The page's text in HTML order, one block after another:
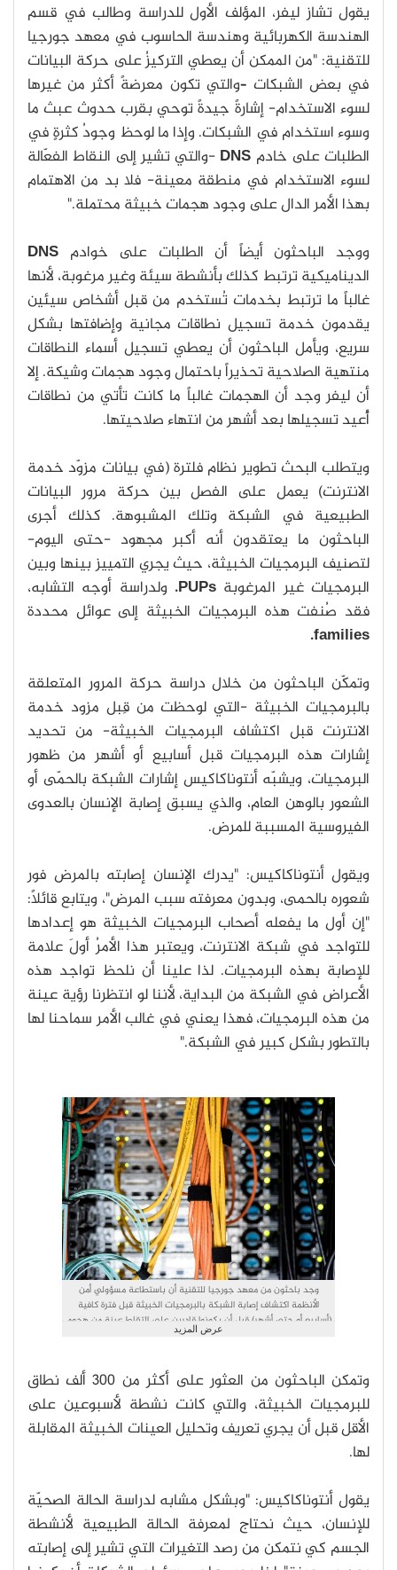
يقول تشاز ليفر، المؤلف الأول للدراسة وطالب في قسم
الهندسة الكهربائية وهندسة الحاسوب في معهد جورجيا
للتقنية: "من الممكن أن يعطي التركيزُ على حركة البيانات
في بعض الشبكات –والتي تكون معرضةً أكثر من غيرها
لسوء الاستخدام- إشارةً جيدةً توحي بقرب حدوث عبث ما
وسوء استخدام في الشبكات. وإذا ما لوحظ وجودُ كثرةٍ في
الطلبات على خادم
-والتي تشير إلى النقاط الفعّالة
لسوء الاستخدام في منطقة معينة- فلا بد من الاهتمام
بهذا الأمر الدال على وجود هجمات خبيثة محتملة."
ووجد الباحثون أيضاً أن الطلبات على خوادم DNS
الديناميكية ترتبط كذلك بأنشطة سيئة وغير مرغوبة، لأنها
غالباً ما ترتبط بخدمات تُستخدم من قبل أشخاص سيئين
يقدمون خدمة تسجيل نطاقات مجانية وإضافتها بشكل
سريع، ويأمل الباحثون أن يعطي تسجيل أسماء النطاقات
منتهية الصلاحية تحذيراً باحتمال وجود هجمات وشيكة. إلا
أن ليفر وجد أن الهجمات غالباً ما كانت تأتي من نطاقات
أُعيد تسجيلها بعد أشهر من انتهاء صلاحيتها.
ويتطلب البحث تطوير نظام فلترة (في بيانات مزوّد خدمة
الانترنت) يعمل على الفصل بين حركة مرور البيانات
الطبيعية في الشبكة وتلك المشبوهة. كذلك أجرى
الباحثون ما يعتقدون أنه أكبر مجهود -حتى اليوم-
لتصنيف البرمجيات الخبيثة، حيث يجري التمييز بينها وبين
البرمجيات غير المرغوبة PUPs. ولدراسة أوجه التشابه،
فقد صُنفت هذه البرمجيات الخبيثة إلى عوائل محددة
families.
وتمكّن الباحثون من خلال دراسة حركة المرور المتعلقة
بالبرمجيات الخبيثة -التي لوحظت من قِبل مزود خدمة
الانترنت قبل اكتشاف البرمجيات الخبيثة- من تحديد
إشارات هذه البرمجيات قبل أسابيع أو أشهر من ظهور
البرمجيات، ويشبّه أنتوناكاكيس إشارات الشبكة بالحمّى أو
الشعور بالوهن العام، والذي يسبق إصابة الإنسان بالعدوى
الفيروسية المسببة للمرض.
ويقول أنتوناكاكيس: "يدرك الإنسان إصابته بالمرض فور
شعوره بالحمى، وبدون معرفته سبب المرض"، ويتابع قائلاً:
"إن أول ما يفعله أصحاب البرمجيات الخبيثة هو إعدادها
للتواجد في شبكة الانترنت، ويعتبر هذا الأمرُ أولَ علامة
للإصابة بهذه البرمجيات. لذا علينا أن نلحظ تواجد هذه
الأعراض في الشبكة من البداية، لأننا لو انتظرنا رؤية عينة
من هذه البرمجيات، فهذا يعني في غالب الأمر سماحنا لها
بالتطور بشكل كبير في الشبكة."
وجد باحثون من معهد جورجيا للتقنية أن باستطاعة مسؤولي أمن
الأنظمة اكتشاف إصابة الشبكة بالبرمجيات الخبيثة قبل فترة كافية
(أسابيع أو حتى أشهر) قبل أن يكونوا قادرين على التقاط عينة من هجوم
البرمجيات الخبيثة، وذلك عن طريق فحص وتحليل تدفق البيانات في
عرض المزيد
وتمكن الباحثون من العثور على أكثر من 300 ألف نطاق
للبرمجيات الخبيثة، والتي كانت نشطة لأسبوعين على
الأقل قبل أن يجري تعريف وتحليل العينات الخبيثة المقابلة
لها.
يقول أنتوناكاكيس: "وبشكل مشابه لدراسة الحالة الصحيّة
للإنسان، حيث نحتاج لمعرفة الحالة الطبيعية لأنشطة
الجسم كي نتمكن من رصد التغيرات التي تشير إلى إصابته